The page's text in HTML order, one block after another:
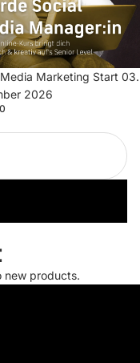
Marketing Start 03.
2026
new products.